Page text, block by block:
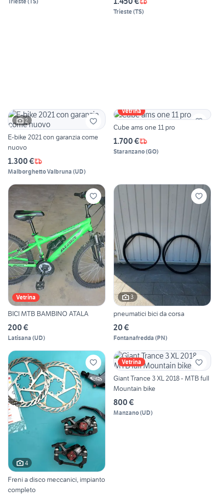
Trieste(TS)
2
E-bike 2021 con garanzia come
nuovo
1.300 €
Malborghetto Valbruna (UD)
Vetrina
Cube ams one 11 pro
1.700 €
Staranzano(GO)
Vetrina
BICI MTB BAMBINO ATALA
200 €
Latisana (UD)
3
pneumatici bici da corsa
20 €
Fontanafredda (PN)
4
Freni a disco meccanici, impianto
completo
Vetrina
Giant Trance 3 XL 2018 - MTB full
Mountain bike
800 €
Manzano(UD)